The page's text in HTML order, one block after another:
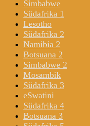
Simbabwe
Südafrika 1
Lesotho
Südafrika 2
Namibia 2
Botsuana 2
Simbabwe 2
Mosambik
Südafrika 3
eSwatini
Südafrika 4
Botsuana 3